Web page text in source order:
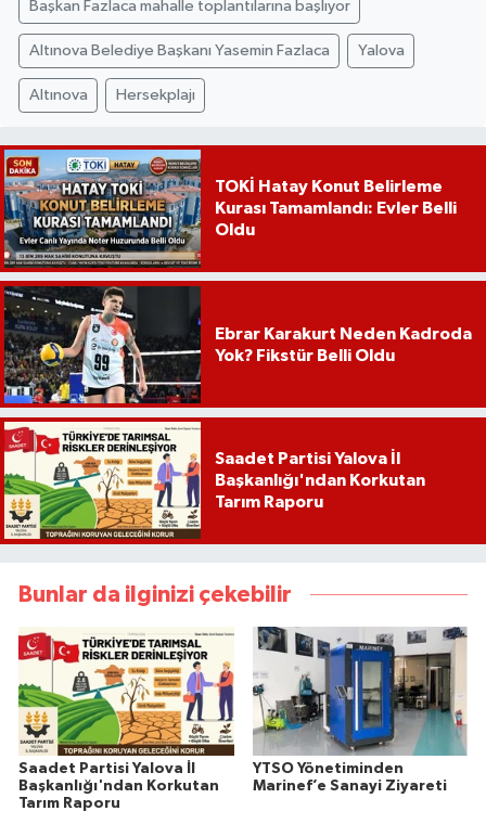
Başkan Fazlaca mahalle toplantılarına başlıyor
Altınova Belediye Başkanı Yasemin Fazlaca Yalova
Altınova Hersekplajı
TOKİ Hatay Konut Belirleme
Kurası Tamamlandı: Evler Belli
Oldu
Ebrar Karakurt Neden Kadroda
Yok? Fikstür Belli Oldu
Saadet Partisi Yalova İl
Başkanlığı'ndan Korkutan
Tarım Raporu
Bunlar da ilginizi çekebilir
Saadet Partisi Yalova İl
Başkanlığı'ndan Korkutan
Tarım Raporu
YTSO Yönetiminden
Marinef’e Sanayi Ziyareti